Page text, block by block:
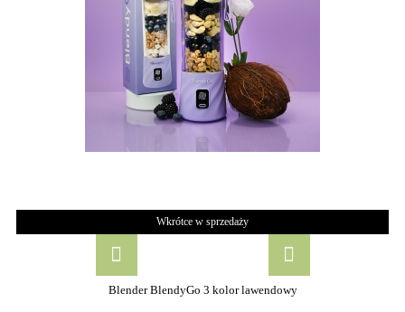
Wkrótce w sprzedaży
Blender BlendyGo 3 kolor lawendowy